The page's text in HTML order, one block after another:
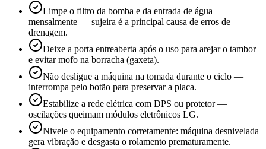
Limpe o filtro da bomba e da entrada de água
mensalmente — sujeira é a principal causa de erros de
drenagem.
Deixe a porta entreaberta após o uso para arejar o tambor
e evitar mofo na borracha (gaxeta).
Não desligue a máquina na tomada durante o ciclo —
interrompa pelo botão para preservar a placa.
Estabilize a rede elétrica com DPS ou protetor —
oscilações queimam módulos eletrônicos LG.
Nivele o equipamento corretamente: máquina desnivelada
gera vibração e desgasta o rolamento prematuramente.